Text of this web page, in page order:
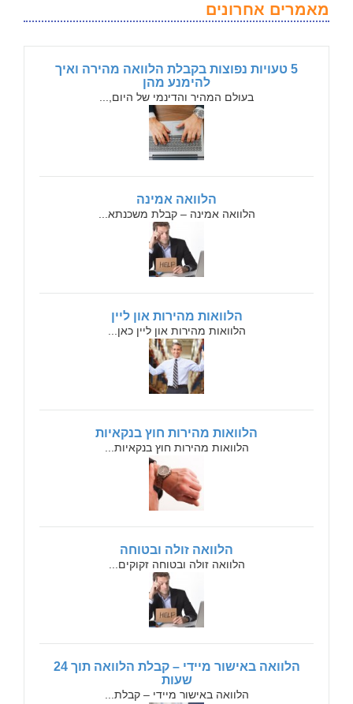
מאמרים אחרונים
5 טעויות נפוצות בקבלת הלוואה מהירה ואיך
להימנע מהן
בעולם המהיר והדינמי של היום,...
הלוואה אמינה
הלוואה אמינה – קבלת משכנתא...
הלוואות מהירות און ליין
הלוואות מהירות און ליין כאן...
הלוואות מהירות חוץ בנקאיות
הלוואות מהירות חוץ בנקאיות...
הלוואה זולה ובטוחה
הלוואה זולה ובטוחה זקוקים...
הלוואה באישור מיידי – קבלת הלוואה תוך 24
שעות
הלוואה באישור מיידי – קבלת...